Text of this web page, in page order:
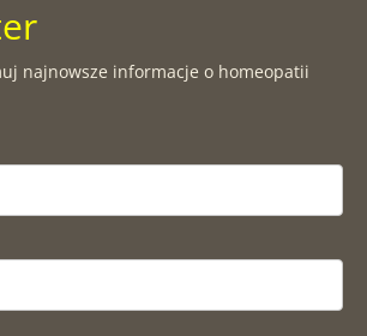
najnowsze informacje o homeopatii